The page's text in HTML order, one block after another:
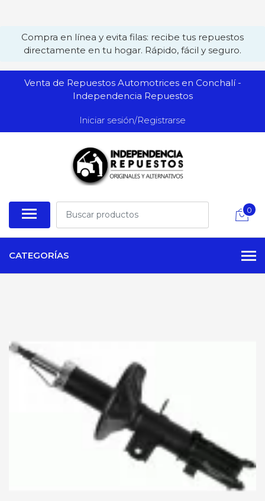
Compra en línea y evita filas: recibe tus repuestos
directamente en tu hogar. Rápido, fácil y seguro.
Venta de Repuestos Automotrices en Conchalí -
Independencia Repuestos
Iniciar sesión/Registrarse
0
CATEGORÍAS